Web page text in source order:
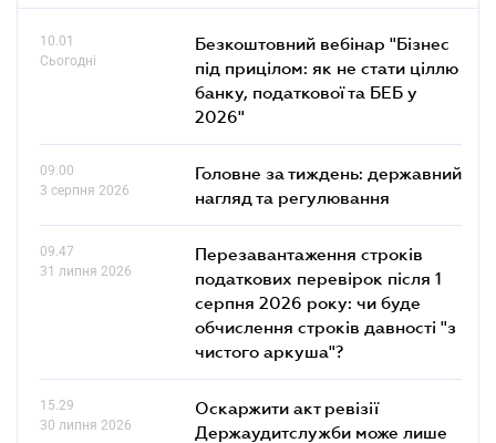
10.01
Сьогодні
Безкоштовний вебінар "Бізнес
під прицілом: як не стати ціллю
банку, податкової та БЕБ у
2026"
09.00
3 серпня 2026
Головне за тиждень: державний
нагляд та регулювання
09.47
31 липня 2026
Перезавантаження строків
податкових перевірок після 1
серпня 2026 року: чи буде
обчислення строків давності "з
чистого аркуша"?
15.29
30 липня 2026
Оскаржити акт ревізії
Держаудитслужби може лише